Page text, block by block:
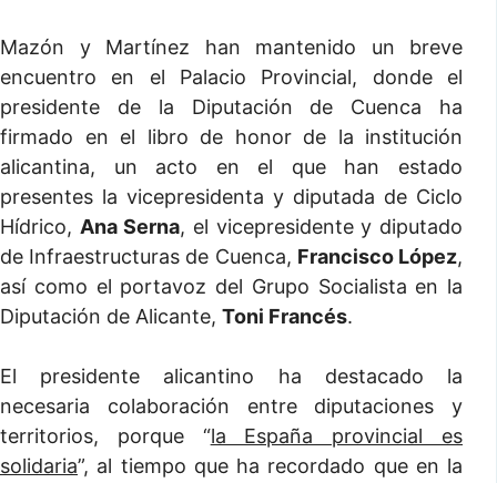
Mazón y Martínez han mantenido un breve
encuentro en el Palacio Provincial, donde el
presidente de la Diputación de Cuenca ha
firmado en el libro de honor de la institución
alicantina, un acto en el que han estado
presentes la vicepresidenta y diputada de Ciclo
Hídrico, Ana Serna, el vicepresidente y diputado
de Infraestructuras de Cuenca, Francisco López,
así como el portavoz del Grupo Socialista en la
Diputación de Alicante, Toni Francés.
El presidente alicantino ha destacado la
necesaria colaboración entre diputaciones y
territorios, porque “la España provincial es
solidaria”, al tiempo que ha recordado que en la